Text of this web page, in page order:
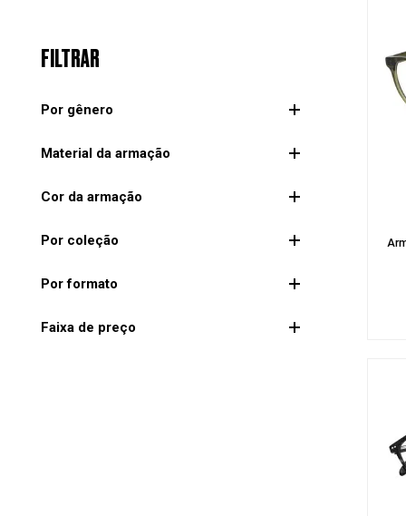
por gênero
material da armação
cor da armação
por coleção
por formato
faixa de preço